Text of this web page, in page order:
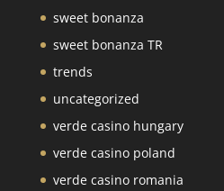
sweet bonanza
sweet bonanza TR
trends
uncategorized
verde casino hungary
verde casino poland
verde casino romania